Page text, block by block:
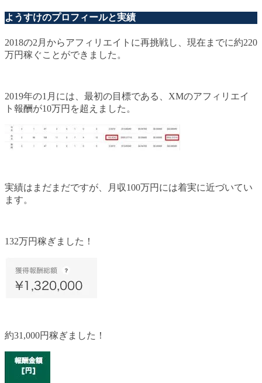
ようすけのプロフィールと実績
2018の2月からアフィリエイトに再挑戦し、現在までに約220
万円稼ぐことができました。
2019年の1月には、最初の目標である、XMのアフィリエイ
ト報酬が10万円を超えました。
実績はまだまだですが、月収100万円には着実に近づいてい
ます。
132万円稼ぎました！
約31,000円稼ぎました！